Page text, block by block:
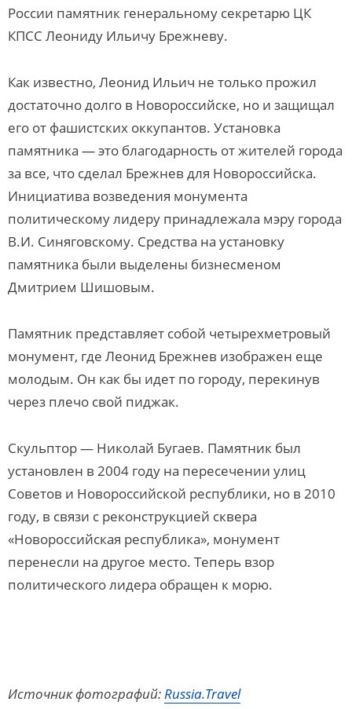
России памятник генеральному секретарю ЦК
КПСС Леониду Ильичу Брежневу.
Как известно, Леонид Ильич не только прожил
достаточно долго в Новороссийске, но и защищал
его от фашистских оккупантов. Установка
памятника — это благодарность от жителей города
за все, что сделал Брежнев для Новороссийска.
Инициатива возведения монумента
политическому лидеру принадлежала мэру города
В.И. Синяговскому. Средства на установку
памятника были выделены бизнесменом
Дмитрием Шишовым.
Памятник представляет собой четырехметровый
монумент, где Леонид Брежнев изображен еще
молодым. Он как бы идет по городу, перекинув
через плечо свой пиджак.
Скульптор — Николай Бугаев. Памятник был
установлен в 2004 году на пересечении улиц
Советов и Новороссийской республики, но в 2010
году, в связи с реконструкцией сквера
«Новороссийская республика», монумент
перенесли на другое место. Теперь взор
политического лидера обращен к морю.
Источник фотографий:Russia.Travel